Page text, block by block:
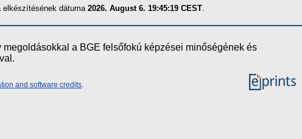
elkészítésének dátuma 2026. August 6. 19:45:19 CEST
a BGE felsőfokú képzései minőségének és
and software credits